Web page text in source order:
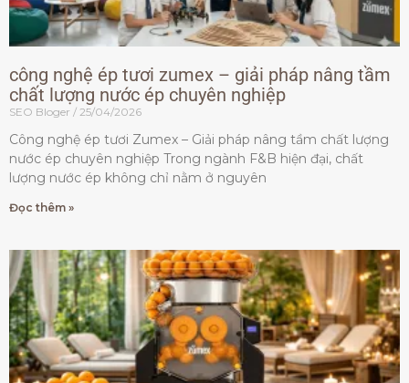
công nghệ ép tươi zumex – giải pháp nâng tầm
chất lượng nước ép chuyên nghiệp
SEO Bloger 25/04/2026
Công nghệ ép tươi Zumex – Giải pháp nâng tầm chất lượng
nước ép chuyên nghiệp Trong ngành F&B hiện đại, chất
lượng nước ép không chỉ nằm ở nguyên
Đọc thêm »